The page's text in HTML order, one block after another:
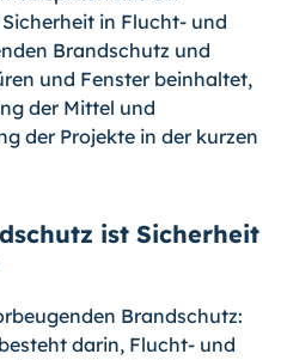
in Flucht- und
Brandschutz und
und Fenster beinhaltet,
der Mittel und
der Projekte in der kurzen
ist Sicherheit
Brandschutz:
darin, Flucht- und